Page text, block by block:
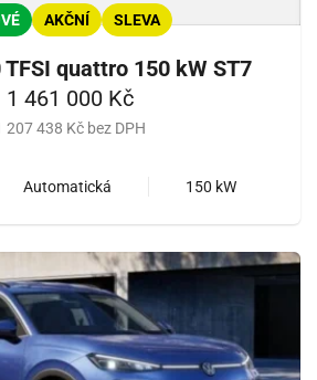
AKČNÍ SLEVA
TFSI quattro 150 kW ST7
1 461 000 Kč
207 438 Kč bez DPH
Automatická 150 kW